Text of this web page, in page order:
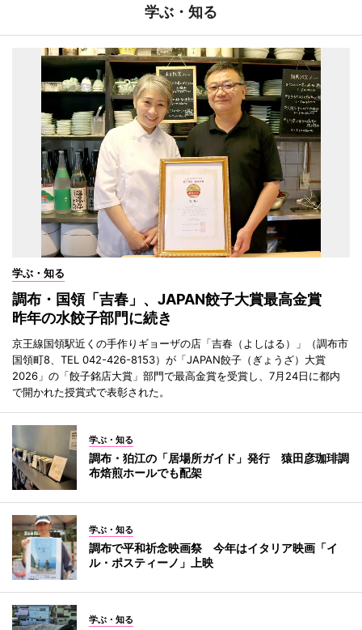
学ぶ・知る
学ぶ・知る
調布・国領「吉春」、JAPAN餃子大賞最高金賞
昨年の水餃子部門に続き
京王線国領駅近くの手作りギョーザの店「吉春（よしはる）」（調布市
国領町8、TEL 042-426-8153）が「JAPAN餃子（ぎょうざ）大賞
2026」の「餃子銘店大賞」部門で最高金賞を受賞し、7月24日に都内
で開かれた授賞式で表彰された。
学ぶ・知る
調布・狛江の「居場所ガイド」発行 猿田彦珈琲調
布焙煎ホールでも配架
学ぶ・知る
調布で平和祈念映画祭 今年はイタリア映画「イ
ル・ポスティーノ」上映
学ぶ・知る